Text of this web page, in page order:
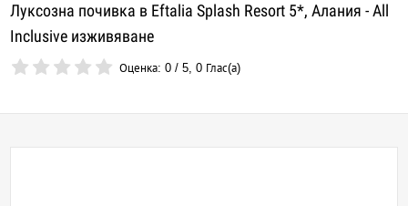
Луксозна почивка в Eftalia Splash Resort 5*, Алания - All
Inclusive изживяване
Оценка:0 /5,0 Глас(а)